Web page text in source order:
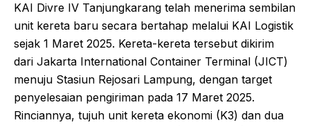
KAI Divre IV Tanjungkarang telah menerima sembilan
unit kereta baru secara bertahap melalui KAI Logistik
sejak 1 Maret 2025. Kereta-kereta tersebut dikirim
dari Jakarta International Container Terminal (JICT)
menuju Stasiun Rejosari Lampung, dengan target
penyelesaian pengiriman pada 17 Maret 2025.
Rinciannya, tujuh unit kereta ekonomi (K3) dan dua